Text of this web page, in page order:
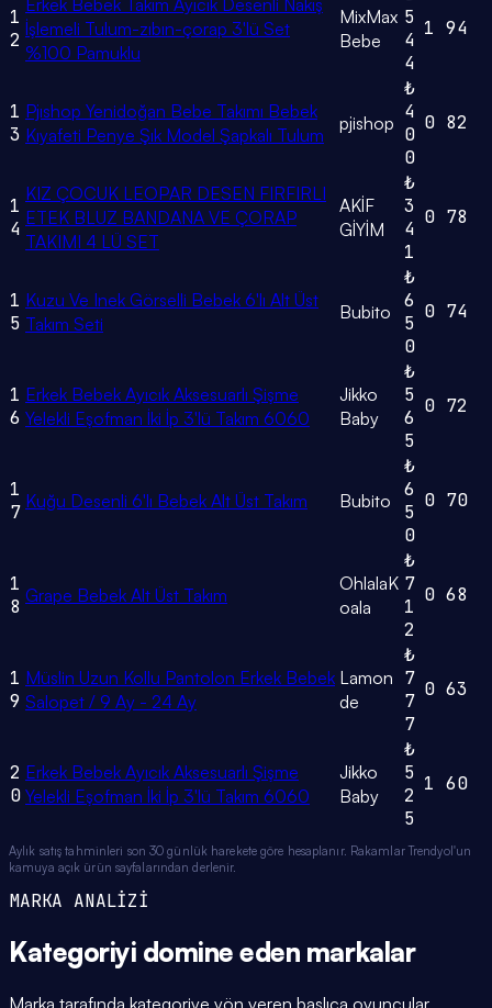
1
2
Erkek Bebek Takım Ayıcık Desenli Nakış
İşlemeli Tulum-zıbın-çorap 3'lü Set
%100 Pamuklu
MixMax
Bebe
5
4
4
1 94
1
3
Pjıshop Yenidoğan Bebe Takımı Bebek
Kıyafeti Penye Şık Model Şapkalı Tulum
pjishop
₺
4
0
0
0 82
1
4
KIZ ÇOCUK LEOPAR DESEN FIRFIRLI
ETEK BLUZ BANDANA VE ÇORAP
TAKIMI 4 LÜ SET
AKİF
GİYİM
₺
3
4
1
0 78
1
5
Kuzu Ve Inek Görselli Bebek 6'lı Alt Üst
Takım Seti
Bubito
₺
6
5
0
0 74
1
6
Erkek Bebek Ayıcık Aksesuarlı Şişme
Yelekli Eşofman İki İp 3'lü Takım 6060
Jikko
Baby
₺
5
6
5
0 72
1
7 Kuğu Desenli 6'lı Bebek Alt Üst Takım Bubito
₺
6
5
0
0 70
1
8 Grape Bebek Alt Üst Takım
OhlalaK
oala
₺
7
1
2
0 68
1
9
Müslin Uzun Kollu Pantolon Erkek Bebek
Salopet / 9 Ay - 24 Ay
Lamon
de
₺
7
7
7
0 63
2
0
Erkek Bebek Ayıcık Aksesuarlı Şişme
Yelekli Eşofman İki İp 3'lü Takım 6060
Jikko
Baby
₺
5
2
5
1 60
Aylık satış tahminleri son 30 günlük harekete göre hesaplanır. Rakamlar Trendyol'un
kamuya açık ürün sayfalarından derlenir.
MARKA ANALİZİ
Kategoriyi domine eden markalar